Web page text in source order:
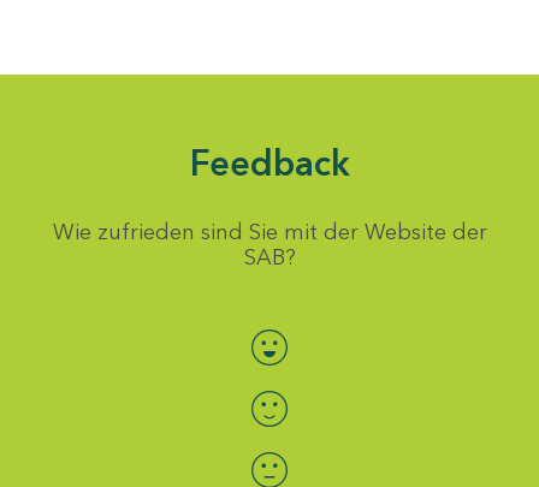
Feedback
Wie zufrieden sind Sie mit der Website der
SAB?
Bewertung auswählen